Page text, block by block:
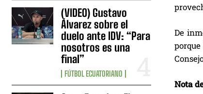
(VIDEO) Gustavo
Álvarez sobre el
duelo ante IDV: “Para
nosotros es una
final”
FÚTBOL ECUATORIANO
De
Nota